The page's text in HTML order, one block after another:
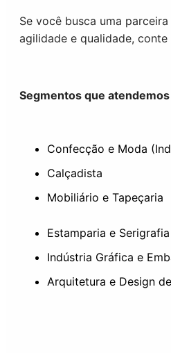
Se você busca uma
agilidade e qualidade, conte
Segmentos que atendemos
Confecção e Moda
Calçadista
Mobiliário e Tapeçaria
Estamparia e Serigrafia
Indústria Gráfica e
Arquitetura e Design